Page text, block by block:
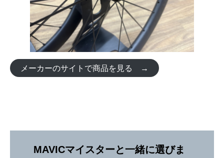
メーカーのサイトで商品を見る →
MAVICマイスターと一緒に選びま